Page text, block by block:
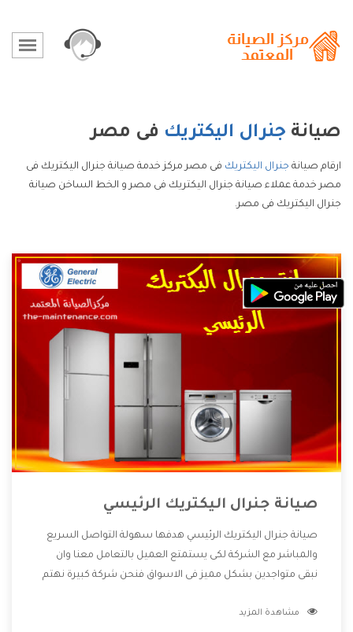
صيانة جنرال اليكتريك فى مصر
ارقام صيانة جنرال اليكتريك فى مصر مركز خدمة صيانة جنرال اليكتريك فى
مصر خدمة عملاء صيانة جنرال اليكتريك فى مصر و الخط الساخن صيانة
جنرال اليكتريك فى مصر.
صيانة جنرال اليكتريك الرئيسي
صيانة جنرال اليكتريك الرئيسي هدفها سهولة التواصل السريع
والمباشر مع الشركة لكى يستمتع العميل بالتعامل معنا وان
نبقى متواجدين بشكل مميز فى الاسواق فنحن شركة كبيرة نهتم
الشركة بها والتى تكون منها خدمة الصيانة التى تكون من أهم
مشاهدة المزيد